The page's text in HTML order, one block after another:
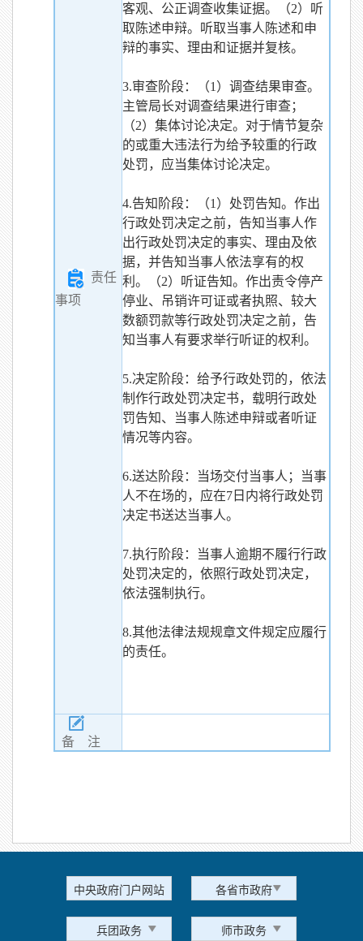
责任
事项
客观、公正调查收集证据。（2）听
取陈述申辩。听取当事人陈述和申
辩的事实、理由和证据并复核。
3.审查阶段：（1）调查结果审查。
主管局长对调查结果进行审查；
（2）集体讨论决定。对于情节复杂
的或重大违法行为给予较重的行政
处罚，应当集体讨论决定。
4.告知阶段：（1）处罚告知。作出
行政处罚决定之前，告知当事人作
出行政处罚决定的事实、理由及依
据，并告知当事人依法享有的权
利。（2）听证告知。作出责令停产
停业、吊销许可证或者执照、较大
数额罚款等行政处罚决定之前，告
知当事人有要求举行听证的权利。
5.决定阶段：给予行政处罚的，依法
制作行政处罚决定书，载明行政处
罚告知、当事人陈述申辩或者听证
情况等内容。
6.送达阶段：当场交付当事人；当事
人不在场的，应在7日内将行政处罚
决定书送达当事人。
7.执行阶段：当事人逾期不履行行政
处罚决定的，依照行政处罚决定，
依法强制执行。
8.其他法律法规规章文件规定应履行
的责任。
备 注
中央政府门户网站 各省市政府
兵团政务 师市政务